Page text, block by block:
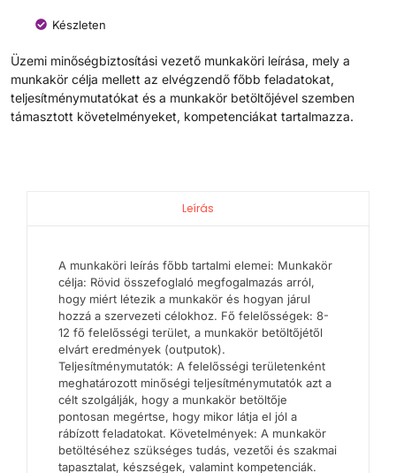
Készleten
Üzemi minőségbiztosítási vezető munkaköri leírása, mely a
munkakör célja mellett az elvégzendő főbb feladatokat,
teljesítménymutatókat és a munkakör betöltőjével szemben
támasztott követelményeket, kompetenciákat tartalmazza.
Leírás
A munkaköri leírás főbb tartalmi elemei: Munkakör
célja: Rövid összefoglaló megfogalmazás arról,
hogy miért létezik a munkakör és hogyan járul
hozzá a szervezeti célokhoz. Fő felelősségek: 8-
12 fő felelősségi terület, a munkakör betöltőjétől
elvárt eredmények (outputok).
Teljesítménymutatók: A felelősségi területenként
meghatározott minőségi teljesítménymutatók azt a
célt szolgálják, hogy a munkakör betöltője
pontosan megértse, hogy mikor látja el jól a
rábízott feladatokat. Követelmények: A munkakör
betöltéséhez szükséges tudás, vezetői és szakmai
tapasztalat, készségek, valamint kompetenciák.